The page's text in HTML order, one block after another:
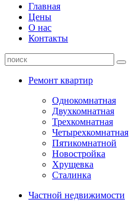
Главная
Цены
О нас
Контакты
Ремонт квартир
Однокомнатная
Двухкомнатная
Трехкомнатная
Четырехкомнатная
Пятикомнатной
Новостройка
Хрущевка
Сталинка
Частной недвижимости